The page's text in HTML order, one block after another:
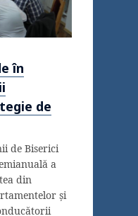
în
de
de Biserici
a
din
și